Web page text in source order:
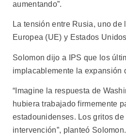
aumentando”.
La tensión entre Rusia, uno
Europea (UE) y Estados
Solomon dijo a IPS que los
implacablemente la expansión
“Imagine la respuesta de
hubiera trabajado firmemente
estadounidenses. Los gritos
intervención”, planteó Solomon.